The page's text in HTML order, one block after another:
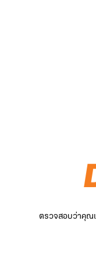
ตรวจสอบว่าคุณ